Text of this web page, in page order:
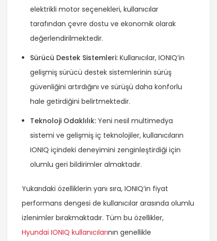
elektrikli motor seçenekleri, kullanıcılar
tarafından çevre dostu ve ekonomik olarak
değerlendirilmektedir.
Sürücü Destek Sistemleri: Kullanıcılar, IONIQ’in
gelişmiş sürücü destek sistemlerinin sürüş
güvenliğini artırdığını ve sürüşü daha konforlu
hale getirdiğini belirtmektedir.
Teknoloji Odaklılık: Yeni nesil multimedya
sistemi ve gelişmiş iç teknolojiler, kullanıcıların
IONIQ içindeki deneyimini zenginleştirdiği için
olumlu geri bildirimler almaktadır.
Yukarıdaki özelliklerin yanı sıra, IONIQ’in fiyat
performans dengesi de kullanıcılar arasında olumlu
izlenimler bırakmaktadır. Tüm bu özellikler,
Hyundai IONIQ kullanıcılarının genellikle